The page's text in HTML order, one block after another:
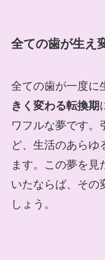
全ての歯が生え
全ての歯が一度に
きく変わる転換期
ワフルな夢です。
ど、生活のあらゆ
ます。この夢を見
いたならば、その
しょう。